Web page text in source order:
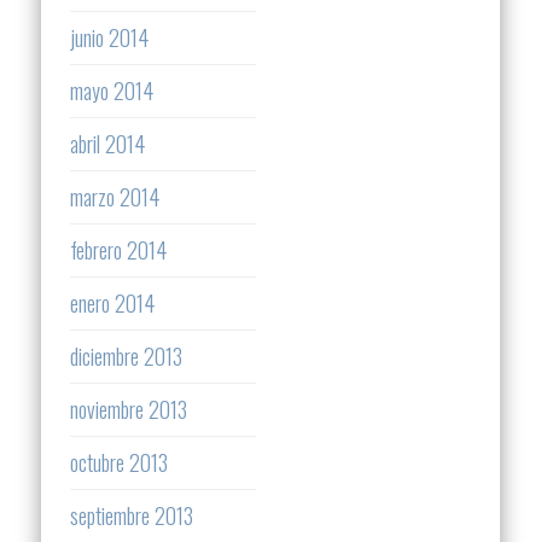
junio 2014
mayo 2014
abril 2014
marzo 2014
febrero 2014
enero 2014
diciembre 2013
noviembre 2013
octubre 2013
septiembre 2013